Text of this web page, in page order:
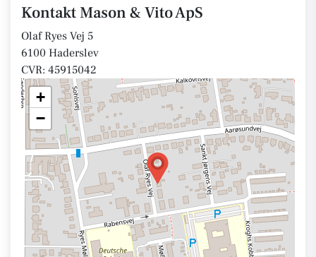
Kontakt Mason & Vito ApS
Olaf Ryes Vej 5
6100 Haderslev
CVR: 45915042
+
−